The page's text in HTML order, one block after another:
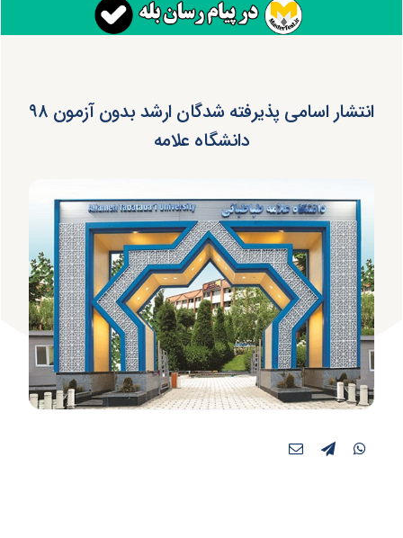
انتشار اسامی پذیرفته شدگان ارشد بدون آزمون ۹۸
دانشگاه علامه